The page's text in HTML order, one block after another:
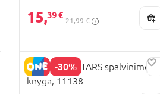
15,39 €
21,99 €
-30%
NEBULOUS STARS spalvinimo
knyga, 11138